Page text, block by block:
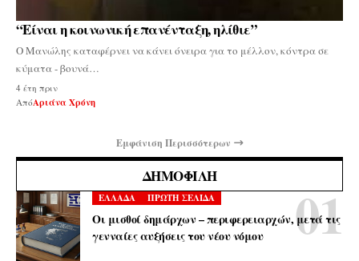
“Είναι η κοινωνική επανένταξη, ηλίθιε”
Ο Μανώλης καταφέρνει να κάνει όνειρα για το μέλλον, κόντρα σε
κύματα - βουνά…
4 έτη πριν
ΑπόΑριάνα Χρόνη
Εμφάνιση Περισσότερων
ΔΗΜΟΦΙΛΉ
ΕΛΛΑΔΑ ΠΡΩΤΗ ΣΕΛΙΔΑ
Οι μισθοί δημάρχων – περιφερειαρχών, μετά τις
γενναίες αυξήσεις του νέου νόμου